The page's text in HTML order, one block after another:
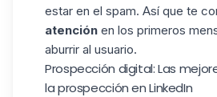
estar en el spam. Así que te
atención en los primeros
aburrir al usuario.
Prospección digital: Las
la prospección en LinkedIn